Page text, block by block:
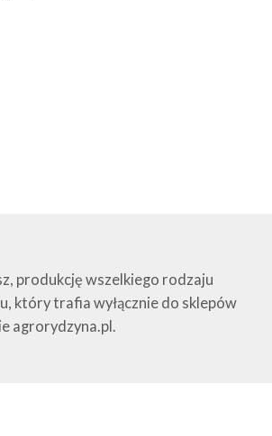
produkcję wszelkiego rodzaju
który trafia wyłącznie do sklepów
agrorydzyna.pl.